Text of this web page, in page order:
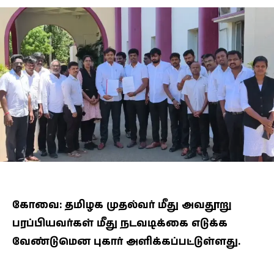
கோவை: தமிழக முதல்வர் மீது அவதூறு
பரப்பியவர்கள் மீது நடவடிக்கை எடுக்க
வேண்டுமென புகார் அளிக்கப்பட்டுள்ளது.